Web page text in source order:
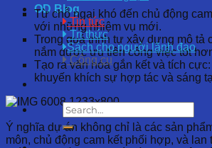
OD Blog
Tin tức
Tri thức
Sách cho người lãnh đạo
Công cụ
Từ chỗ ngại khó đến chủ động
với những nhiệm vụ mới.
Trong quá trình tự xây dựng mô tả
nắm được ưu tiên công việc tốt
Tạo ra văn hóa gắn kết và tích
khuyến khích sự hợp tác và sáng
Ý nghĩa dự án không chỉ là các sản
môn, chủ động cam kết phối hợp, và